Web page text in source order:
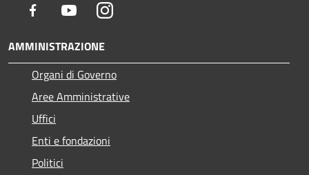
Facebook YoutubeInstagram
AMMINISTRAZIONE
Organi di Governo
Aree Amministrative
Uffici
Enti e fondazioni
Politici